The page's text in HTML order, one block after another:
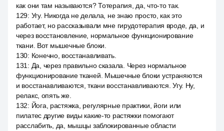
как они там называются? Тотерапия, да, что-то так.
129: Угу. Никогда не делала, не знаю просто, как это
работает, но рассказывали мне гирудотерапия вроде, да, и
через восстановление, нормальное функционирование
ткани. Вот мышечные блоки.
130: Конечно, восстанавливать.
131 : Да, через правильно сказала. Через нормальное
функционирование тканей. Мышечные блоки устраняются
и восстанавливаются, ткани восстанавливаются. Угу. Ну,
релакс, опять же.
132: Йога, растяжка, регулярные практики, йоги или
пилатес другие виды какие-то растяжки помогают
расслабить, да, мышцы заблокированные области